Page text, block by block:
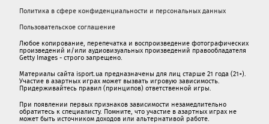
Политика в сфере конфиденциальности и персональных данных
Пользовательское соглашение
Любое копирование, перепечатка и воспроизведение фотографических
произведений и/или аудиовизуальных произведений правообладателя
Getty Images - строго запрещено.
Материалы сайта isport.ua предназначены для лиц старше 21 года (21+).
Участие в азартных играх может вызвать игровую зависимость.
Придерживайтесь правил (принципов) ответственной игры.
При появлении первых признаков зависимости незамедлительно
обратитесь к специалисту. Помните, что участие в азартных играх не
может быть источником доходов или альтернативой работе.